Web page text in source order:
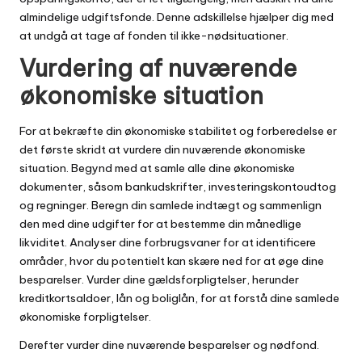
almindelige udgiftsfonde. Denne adskillelse hjælper dig med
at undgå at tage af fonden til ikke-nødsituationer.
Vurdering af nuværende
økonomiske situation
For at bekræfte din økonomiske stabilitet og forberedelse er
det første skridt at vurdere din nuværende økonomiske
situation. Begynd med at samle alle dine økonomiske
dokumenter, såsom bankudskrifter, investeringskontoudtog
og regninger. Beregn din samlede indtægt og sammenlign
den med dine udgifter for at bestemme din månedlige
likviditet. Analyser dine forbrugsvaner for at identificere
områder, hvor du potentielt kan skære ned for at øge dine
besparelser. Vurder dine gældsforpligtelser, herunder
kreditkortsaldoer, lån og boliglån, for at forstå dine samlede
økonomiske forpligtelser.
Derefter vurder dine nuværende besparelser og nødfond.